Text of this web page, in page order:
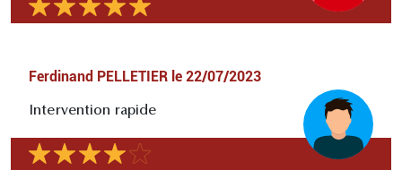
Ferdinand PELLETIER le 22/07/2023
Intervention rapide